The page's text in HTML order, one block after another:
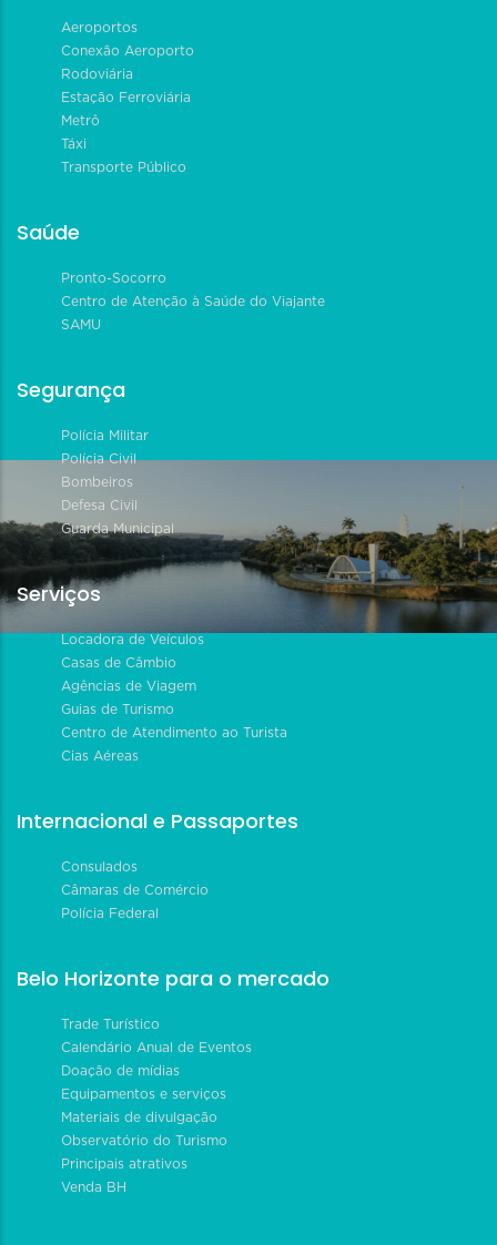
Aeroportos
Conexão Aeroporto
Rodoviária
Estação Ferroviária
Metrô
Táxi
Transporte Público
Saúde
Pronto-Socorro
Centro de Atenção à Saúde do Viajante
SAMU
Segurança
Polícia Militar
Polícia Civil
Bombeiros
Defesa Civil
Guarda Municipal
Serviços
Locadora de Veículos
Casas de Câmbio
Agências de Viagem
Guias de Turismo
Centro de Atendimento ao Turista
Cias Aéreas
Internacional e Passaportes
Consulados
Câmaras de Comércio
Polícia Federal
Belo Horizonte para o mercado
Trade Turístico
Calendário Anual de Eventos
Doação de mídias
Equipamentos e serviços
Materiais de divulgação
Observatório do Turismo
Principais atrativos
Venda BH